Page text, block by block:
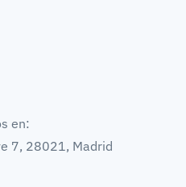
en:
7, 28021, Madrid